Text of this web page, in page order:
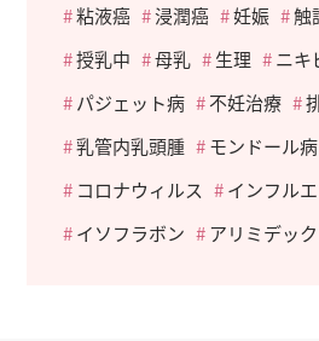
粘液癌
浸潤癌 妊娠 触
授乳中
母乳 生理 ニキ
パジェット病
不妊治療
乳管内乳頭腫
モンドール病
コロナウィルス
インフル
イソフラボン
アリミデッ